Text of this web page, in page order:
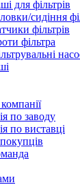
для фільтрів
сидіння
фільтрів
фільтра
по заводу
по виставці